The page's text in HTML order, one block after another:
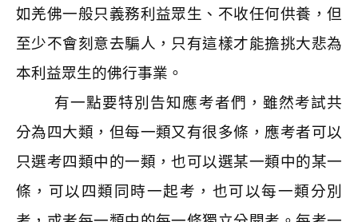
如羌佛一般只義務利益眾生、不收任何供養，但
至少不會刻意去騙人，只有這樣才能擔挑大悲為
本利益眾生的佛行事業。
有一點要特別告知應考者們，雖然考試共
分為四大類，但每一類又有很多條，應考者可以
只選考四類中的一類，也可以選某一類中的某一
條，可以四類同時一起考，也可以每一類分別